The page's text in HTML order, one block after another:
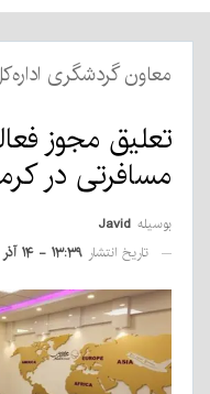
معاون گردشگری
تعلیق مجوز
مسافرتی در
بوسیله Javid
تاریخ انتشار ۱۳:۳۹ - ۱۴ آذر ۱۴۰۰